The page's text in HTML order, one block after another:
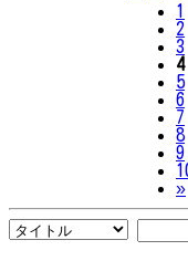
1
2
3
4
5
6
7
8
9
»